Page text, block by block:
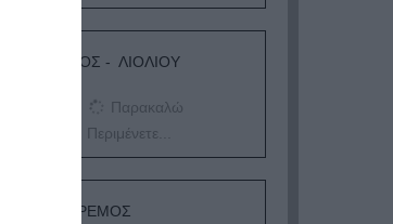
ΛΟΓΑΡΙΑΣΜΟΣ - ΛΙΟΛΙΟΥ
Παρακαλώ
Περιμένετε...
ΔΕΥΤΕΡΑ – ΡΕΜΟΣ